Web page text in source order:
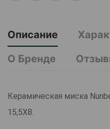
Описание
О Бренде
Керамическая миска
15,5X8.